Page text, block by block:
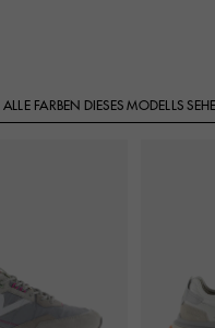
FARBEN DIESES MODELLS